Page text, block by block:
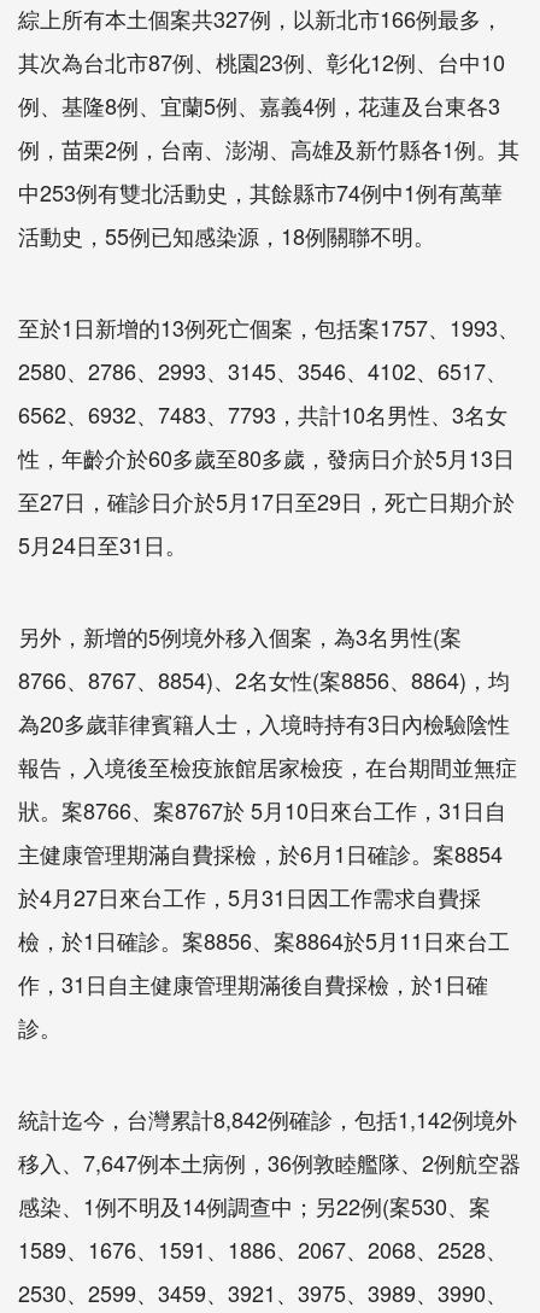
綜上所有本土個案共327例，以新北市166例最多，
其次為台北市87例、桃園23例、彰化12例、台中10
例、基隆8例、宜蘭5例、嘉義4例，花蓮及台東各3
例，苗栗2例，台南、澎湖、高雄及新竹縣各1例。其
中253例有雙北活動史，其餘縣市74例中1例有萬華
活動史，55例已知感染源，18例關聯不明。
至於1日新增的13例死亡個案，包括案1757、1993、
2580、2786、2993、3145、3546、4102、6517、
6562、6932、7483、7793，共計10名男性、3名女
性，年齡介於60多歲至80多歲，發病日介於5月13日
至27日，確診日介於5月17日至29日，死亡日期介於
5月24日至31日。
另外，新增的5例境外移入個案，為3名男性(案
8766、8767、8854)、2名女性(案8856、8864)，均
為20多歲菲律賓籍人士，入境時持有3日內檢驗陰性
報告，入境後至檢疫旅館居家檢疫，在台期間並無症
狀。案8766、案8767於 5月10日來台工作，31日自
主健康管理期滿自費採檢，於6月1日確診。案8854
於4月27日來台工作，5月31日因工作需求自費採
檢，於1日確診。案8856、案8864於5月11日來台工
作，31日自主健康管理期滿後自費採檢，於1日確
診。
統計迄今，台灣累計8,842例確診，包括1,142例境外
移入、7,647例本土病例，36例敦睦艦隊、2例航空器
感染、1例不明及14例調查中；另22例(案530、案
1589、1676、1591、1886、2067、2068、2528、
2530、2599、3459、3921、3975、3989、3990、